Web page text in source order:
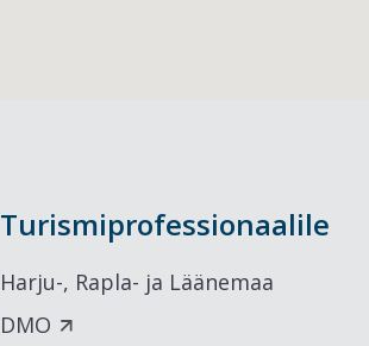
Turismiprofessionaalile
Harju-, Rapla- ja Läänemaa
DMO